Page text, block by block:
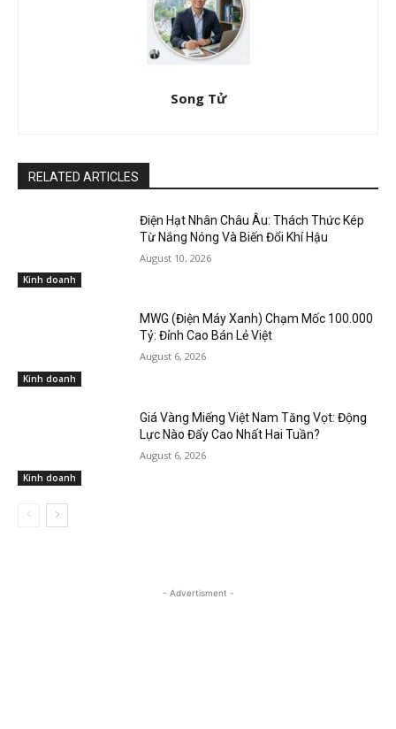
Song Tử
RELATED ARTICLES
Kinh doanh
Điện Hạt Nhân Châu Âu: Thách Thức Kép
Từ Nắng Nóng Và Biến Đổi Khí Hậu
August 10, 2026
Kinh doanh
MWG (Điện Máy Xanh) Chạm Mốc 100.000
Tỷ: Đỉnh Cao Bán Lẻ Việt
August 6, 2026
Kinh doanh
Giá Vàng Miếng Việt Nam Tăng Vọt: Động
Lực Nào Đẩy Cao Nhất Hai Tuần?
August 6, 2026
- Advertisment -